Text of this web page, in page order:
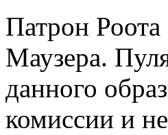
Патрон Роота
Маузера.
данного
комиссии и